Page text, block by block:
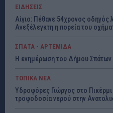
ΕΙΔΗΣΕΙΣ
Αίγιο: Πέθανε 54χρονος
Ανεξέλεγκτη η πορεία του
ΣΠΑΤΑ - ΑΡΤΕΜΙΔΑ
Η ενημέρωση του Δήμου Σπάτων
ΤΟΠΙΚΑ ΝΕΑ
Υδροφόρες Γιώργος στο Πικέρμι
τροφοδοσία νερού στην